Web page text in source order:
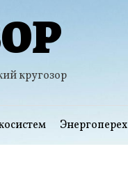
кругозор